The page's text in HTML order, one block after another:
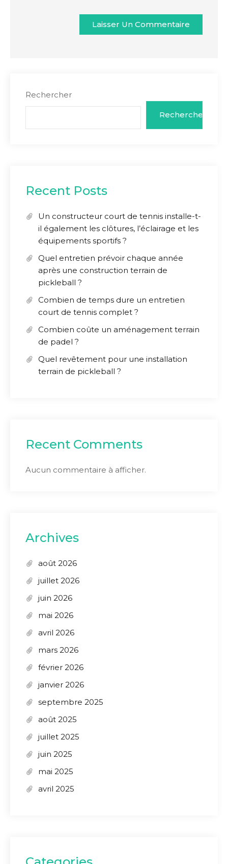
Rechercher
Rechercher
Recent Posts
Un constructeur court de tennis installe-t-
il également les clôtures, l’éclairage et les
équipements sportifs ?
Quel entretien prévoir chaque année
après une construction terrain de
pickleball ?
Combien de temps dure un entretien
court de tennis complet ?
Combien coûte un aménagement terrain
de padel ?
Quel revêtement pour une installation
terrain de pickleball ?
Recent Comments
Aucun commentaire à afficher.
Archives
août 2026
juillet 2026
juin 2026
mai 2026
avril 2026
mars 2026
février 2026
janvier 2026
septembre 2025
août 2025
juillet 2025
juin 2025
mai 2025
avril 2025